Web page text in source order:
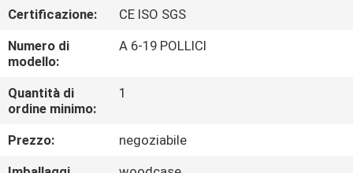
CONTROLLO
DI
QUALITÀ
CONTATTICI
Certificazione:
CE ISO SGS
Numero di
modello:
A 6-19 POLLICI
Quantità di
ordine minimo:
1
Prezzo:
negoziabile